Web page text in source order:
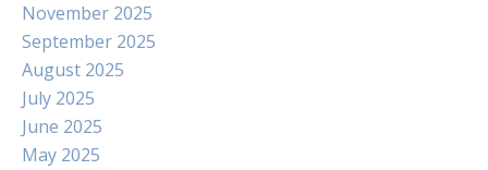
November 2025
September 2025
August 2025
July 2025
June 2025
May 2025